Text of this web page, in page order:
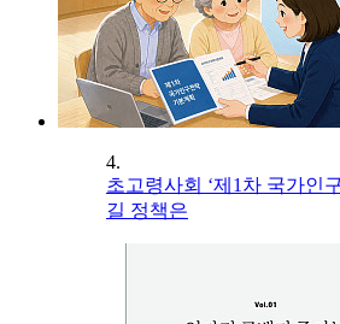
4.
초고령사회 ‘제1차 국가인
길 정책은